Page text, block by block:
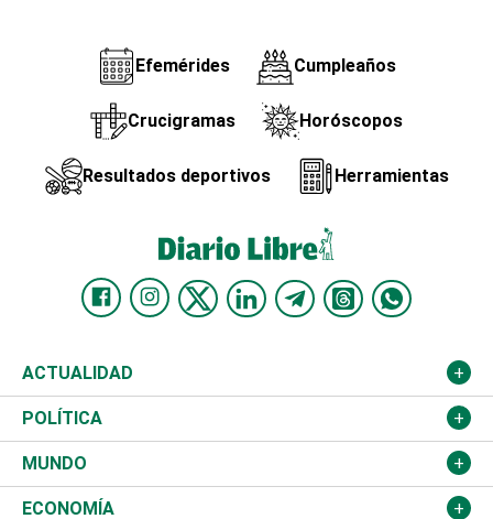
Efemérides Cumpleaños
Crucigramas Horóscopos
Resultados deportivos Herramientas
ACTUALIDAD
Nacional
Ciudad
Educación
POLÍTICA
Partidos
JCE
MUNDO
Estados Unidos
ECONOMÍA